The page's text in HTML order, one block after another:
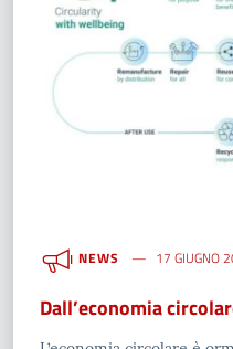
NEWS 17 GIUGNO
Dall’economia